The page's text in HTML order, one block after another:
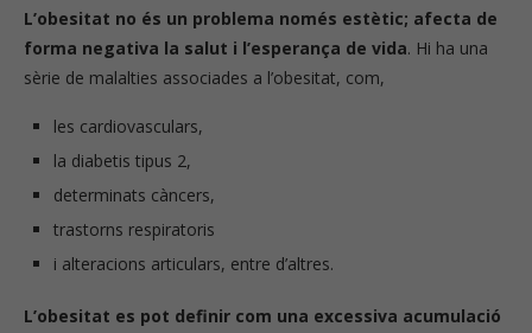
L’obesitat no és un problema només estètic; afecta de
forma negativa la salut i l’esperança de vida. Hi ha una
sèrie de malalties associades a l’obesitat, com,
les cardiovasculars,
la diabetis tipus 2,
determinats càncers,
trastorns respiratoris
i alteracions articulars, entre d’altres.
L’obesitat es pot definir com una excessiva acumulació